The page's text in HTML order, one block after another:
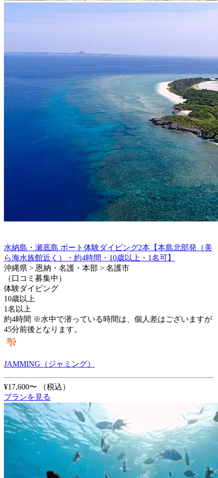
水納島・瀬底島 ボート体験ダイビング2本【本島北部発（美
ら海水族館近く）・約4時間・10歳以上・1名可】
沖縄県 > 恩納・名護・本部 > 名護市
（口コミ募集中）
体験ダイビング
10歳以上
1名以上
約4時間 ※水中で潜っている時間は、個人差はございますが
45分前後となります。
JAMMING（ジャミング）
¥17,600〜
（税込）
プランを見る